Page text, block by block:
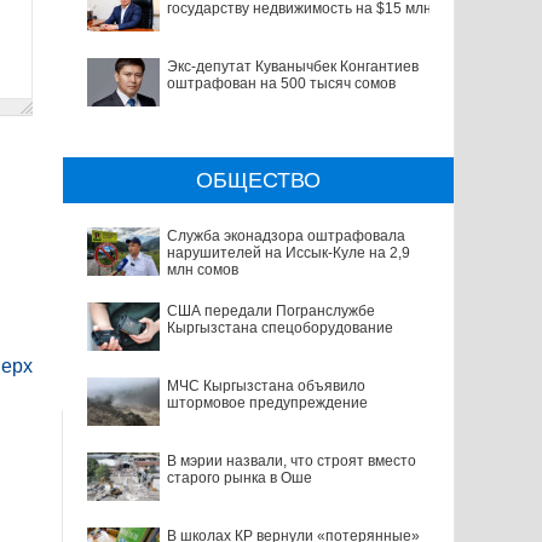
государству недвижимость на $15 млн
Экс-депутат Куванычбек Конгантиев
оштрафован на 500 тысяч сомов
ОБЩЕСТВО
Служба эконадзора оштрафовала
нарушителей на Иссык-Куле на 2,9
млн сомов
США передали Погранслужбе
Кыргызстана спецоборудование
МЧС Кыргызстана объявило
штормовое предупреждение
В мэрии назвали, что строят вместо
старого рынка в Оше
В школах КР вернули «потерянные»